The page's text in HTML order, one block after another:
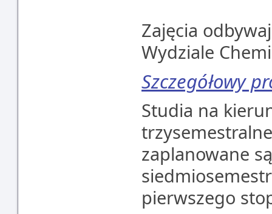
Zajęcia
Wydziale
Szczegółowy
Studia na
zaplanowane
pierwszego